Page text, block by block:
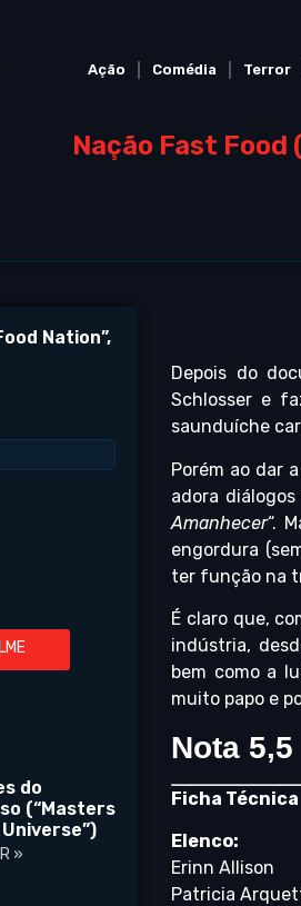
Ação Comédia Terror
Nação Fast Food
Nation”,
do
(“Masters
»
Depois do
Schlosser e
saunduíche
Porém ao dar
adora
Amanhecer“.
engordura
ter função na
É claro que,
indústria,
bem como a
muito papo e
Nota 5,5
Ficha Técnica
Elenco:
Erinn Allison
Patricia